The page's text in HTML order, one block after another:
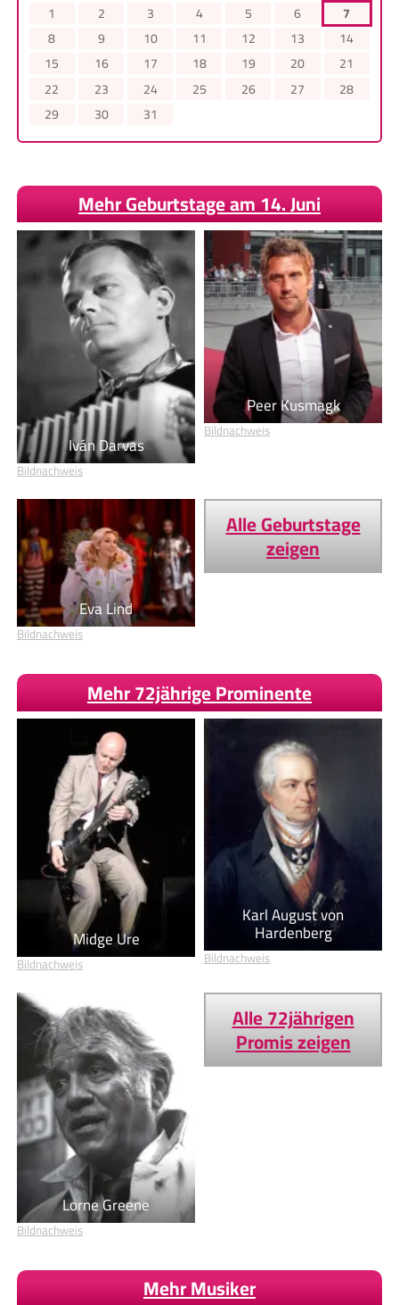
1 2 3 4 5 6
7
8
9 10 11 12 13
14
15
16 17 18 19 20
21
22
23 24 25 26 27
28
29
30 31
Mehr Geburtstage am 14. Juni
Iván Darvas
Bildnachweis
Peer Kusmagk
Bildnachweis
Eva Lind
Bildnachweis
Alle Geburtstage
zeigen
Mehr 72jährige Prominente
Midge Ure
Bildnachweis
Karl August von
Hardenberg
Bildnachweis
Lorne Greene
Bildnachweis
Alle 72jährigen
Promis zeigen
Mehr Musiker